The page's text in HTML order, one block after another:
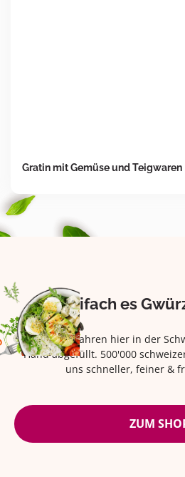
Gratin mit Gemüse und Teigwaren
Eifach es
Seit über 42 Jahren hier in der
Hand abgefüllt. 500'000
uns schneller, feiner &
ZUM